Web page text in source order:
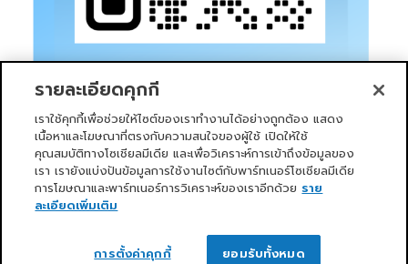
หน้าแรก บริการของเรา ข่าวสารและกิจกรรม PRIMO CLUB
เกี่ยวกับเรา นักลงทุนสัมพันธ์
Copyright 2026 ©
Primo Service Solution Company
รายละเอียดคุกกี้
เราใช้คุกกี้เพื่อช่วยให้ไซต์ของเราทำงานได้อย่างถูกต้อง แสดง
เนื้อหาและโฆษณาที่ตรงกับความสนใจของผู้ใช้ เปิดให้ใช้
คุณสมบัติทางโซเชียลมีเดีย และเพื่อวิเคราะห์การเข้าถึงข้อมูลของ
เรา เรายังแบ่งปันข้อมูลการใช้งานไซต์กับพาร์ทเนอร์โซเชียลมีเดีย
การโฆษณาและพาร์ทเนอร์การวิเคราะห์ของเราอีกด้วย ราย
ละเอียดเพิ่มเติม
การตั้งค่าคุกกี้ ยอมรับทั้งหมด
ติดต่อเรา